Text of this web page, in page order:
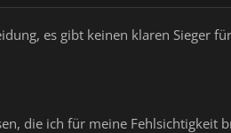
es gibt keinen klaren Sieger
die ich für meine Fehlsichtigkeit